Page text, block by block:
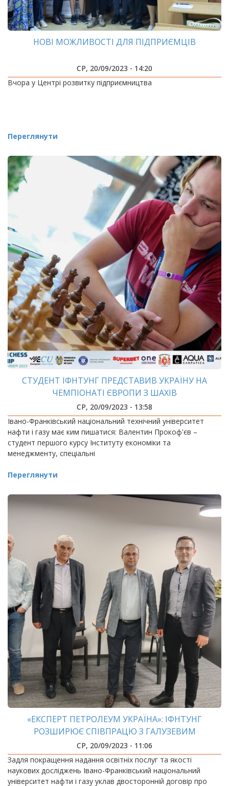
НОВІ МОЖЛИВОСТІ ДЛЯ ПІДПРИЄМЦІВ
СР, 20/09/2023 - 14:20
Вчора у Центрі розвитку підприємництва
Переглянути
СТУДЕНТ ІФНТУНГ ПРЕДСТАВИВ УКРАЇНУ НА
ЧЕМПІОНАТІ ЄВРОПИ З ШАХІВ
СР, 20/09/2023 - 13:58
Івано-Франківський національний технічний університет
нафти і газу має ким пишатися: Валентин Прокоф'єв –
студент першого курсу Інституту економіки та
менеджменту, спеціальні
Переглянути
«ЕКСПЕРТ ПЕТРОЛЕУМ УКРАЇНА»: ІФНТУНГ
РОЗШИРЮЄ СПІВПРАЦЮ З ГАЛУЗЕВИМ
ВИРОБНИЦТВОМ
СР, 20/09/2023 - 11:06
Задля покращення надання освітніх послуг та якості
наукових досліджень Івано-Франківський національний
університет нафти і газу уклав двосторонній договір про